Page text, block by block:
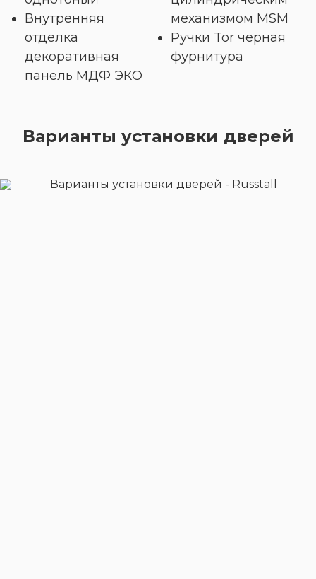
Внутренняя
отделка
декоративная
панель МДФ ЭКО
механизмом MSM
Ручки Tor черная
фурнитура
Варианты установки дверей